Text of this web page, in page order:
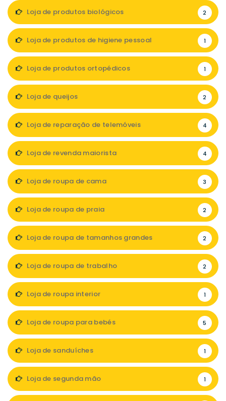
Loja de produtos biológicos 2
Loja de produtos de higiene pessoal 1
Loja de produtos ortopédicos 1
Loja de queijos 2
Loja de reparação de telemóveis 4
Loja de revenda maiorista 4
Loja de roupa de cama 3
Loja de roupa de praia 2
Loja de roupa de tamanhos grandes 2
Loja de roupa de trabalho 2
Loja de roupa interior 1
Loja de roupa para bebés 5
Loja de sanduíches 1
Loja de segunda mão 1